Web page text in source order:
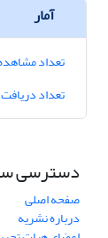
آمار
تعداد
تعداد
دسترسی
صفحه اصلی
درباره نشریه